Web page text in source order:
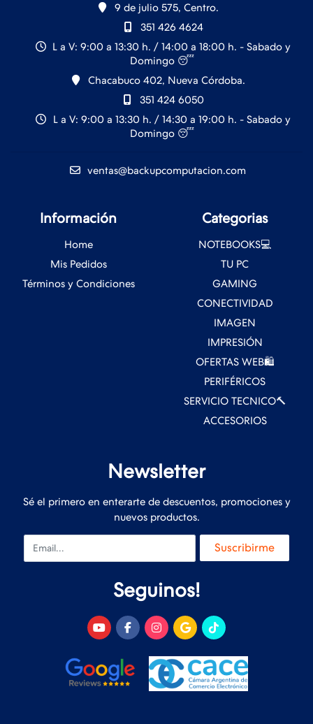
9 de julio 575, Centro.
351 426 4624
L a V: 9:00 a 13:30 h. / 14:00 a 18:00 h. - Sabado y
Domingo 😴
Chacabuco 402, Nueva Córdoba.
351 424 6050
L a V: 9:00 a 13:30 h. / 14:30 a 19:00 h. - Sabado y
Domingo 😴
ventas@backupcomputacion.com
Información
Home
Mis Pedidos
Términos y Condiciones
Categorias
NOTEBOOKS💻
TU PC
GAMING
CONECTIVIDAD
IMAGEN
IMPRESIÓN
OFERTAS WEB🛍️
PERIFÉRICOS
SERVICIO TECNICO🔨
ACCESORIOS
Newsletter
Sé el primero en enterarte de descuentos, promociones y
nuevos productos.
Email Suscribirme
Seguinos!